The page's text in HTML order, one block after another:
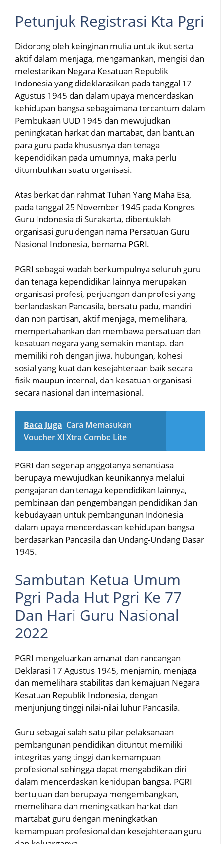
Petunjuk Registrasi Kta Pgri
Didorong oleh keinginan mulia untuk ikut serta
aktif dalam menjaga, mengamankan, mengisi dan
melestarikan Negara Kesatuan Republik
Indonesia yang dideklarasikan pada tanggal 17
Agustus 1945 dan dalam upaya mencerdaskan
kehidupan bangsa sebagaimana tercantum dalam
Pembukaan UUD 1945 dan mewujudkan
peningkatan harkat dan martabat, dan bantuan
para guru pada khususnya dan tenaga
kependidikan pada umumnya, maka perlu
ditumbuhkan suatu organisasi.
Atas berkat dan rahmat Tuhan Yang Maha Esa,
pada tanggal 25 November 1945 pada Kongres
Guru Indonesia di Surakarta, dibentuklah
organisasi guru dengan nama Persatuan Guru
Nasional Indonesia, bernama PGRI.
PGRI sebagai wadah berkumpulnya seluruh guru
dan tenaga kependidikan lainnya merupakan
organisasi profesi, perjuangan dan profesi yang
berlandaskan Pancasila, bersatu padu, mandiri
dan non partisan, aktif menjaga, memelihara,
mempertahankan dan membawa persatuan dan
kesatuan negara yang semakin mantap. dan
memiliki roh dengan jiwa. hubungan, kohesi
sosial yang kuat dan kesejahteraan baik secara
fisik maupun internal, dan kesatuan organisasi
secara nasional dan internasional.
Baca Juga Cara Memasukan
Voucher Xl Xtra Combo Lite
PGRI dan segenap anggotanya senantiasa
berupaya mewujudkan keunikannya melalui
pengajaran dan tenaga kependidikan lainnya,
pembinaan dan pengembangan pendidikan dan
kebudayaan untuk pembangunan Indonesia
dalam upaya mencerdaskan kehidupan bangsa
berdasarkan Pancasila dan Undang-Undang Dasar
1945.
Sambutan Ketua Umum
Pgri Pada Hut Pgri Ke 77
Dan Hari Guru Nasional
2022
PGRI mengeluarkan amanat dan rancangan
Deklarasi 17 Agustus 1945, menjamin, menjaga
dan memelihara stabilitas dan kemajuan Negara
Kesatuan Republik Indonesia, dengan
menjunjung tinggi nilai-nilai luhur Pancasila.
Guru sebagai salah satu pilar pelaksanaan
pembangunan pendidikan dituntut memiliki
integritas yang tinggi dan kemampuan
profesional sehingga dapat mengabdikan diri
dalam mencerdaskan kehidupan bangsa. PGRI
bertujuan dan berupaya mengembangkan,
memelihara dan meningkatkan harkat dan
martabat guru dengan meningkatkan
kemampuan profesional dan kesejahteraan guru